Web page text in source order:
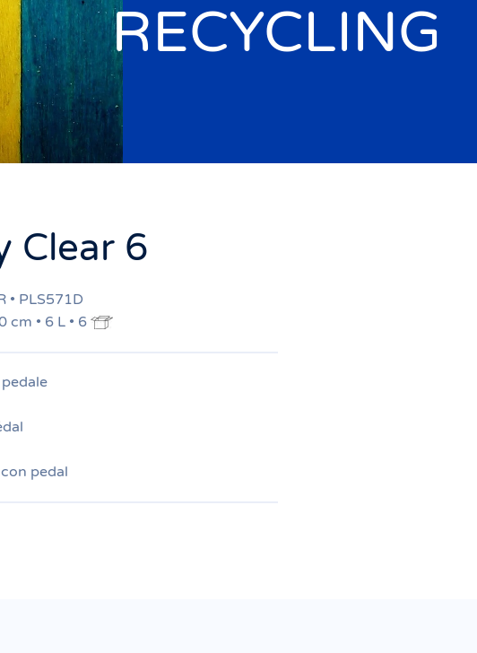
RECYCLING
Clear 6
• PLS571D
cm • 6 L • 6
pedal